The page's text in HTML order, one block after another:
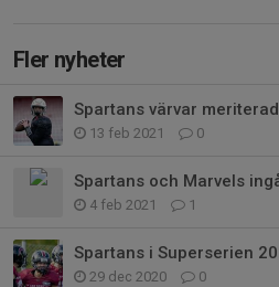
Fler nyheter
Spartans värvar
13 feb 2021 0
Spartans och Marvels
4 feb 2021 1
Spartans i Superserien
29 dec 2020 0